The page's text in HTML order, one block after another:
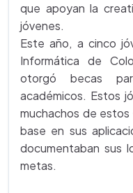
que apoyan la
jóvenes.
Este año, a cinco
Informática de
otorgó becas
académicos. Estos
muchachos de
base en sus
documentaban sus
metas.